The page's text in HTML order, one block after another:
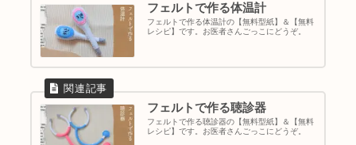
フェルトで作る体温計
フェルトで作る体温計の【無料型紙】＆【無料
レシピ】です。お医者さんごっこにどうぞ。
フェルトで作る聴診器
フェルトで作る聴診器の【無料型紙】＆【無料
レシピ】です。お医者さんごっこにどうぞ。